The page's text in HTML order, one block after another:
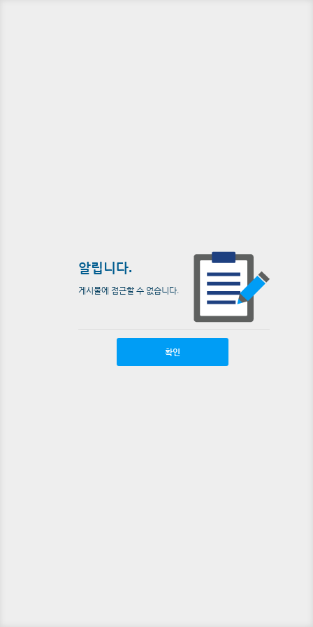
알립니다.
게시물에 접근할 수 없습니다.